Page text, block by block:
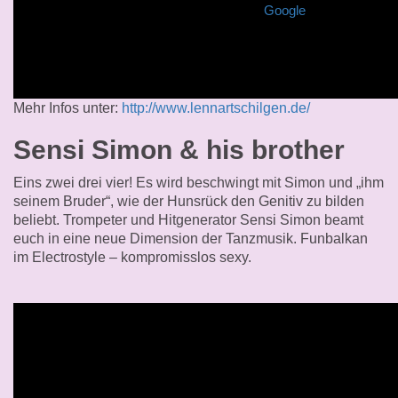
Google
Mehr Infos unter: http://www.lennartschilgen.de/
Sensi Simon & his brother
Eins zwei drei vier! Es wird beschwingt mit Simon und „ihm
seinem Bruder“, wie der Hunsrück den Genitiv zu bilden
beliebt. Trompeter und Hitgenerator Sensi Simon beamt
euch in eine neue Dimension der Tanzmusik. Funbalkan
im Electrostyle – kompromisslos sexy.